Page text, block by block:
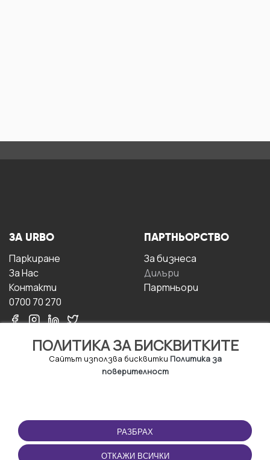
ПОЛИТИКА ЗА БИСКВИТКИТЕ
Сайтът използва бисквитки Политика за
поверителност
РАЗБРАХ
ОТКАЖИ ВСИЧКИ
ЗА URBO
Паркиране
За Hас
Контакти
0700 70 270
ПАРТНЬОРСТВО
За бизнесa
Дилъри
Партньори
ПОЛЗВАНЕ
Правила и условия за
ползване
ПРИЛОЖЕНИЕТО